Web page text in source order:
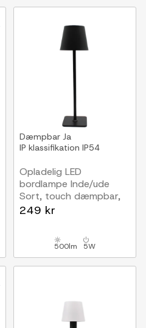
Dæmpbar Ja
IP klassifikation IP54
Opladelig LED
bordlampe Inde/ude
Sort, touch dæmpbar,
CCT, IP54 udendørs
249 kr
500lm 5W